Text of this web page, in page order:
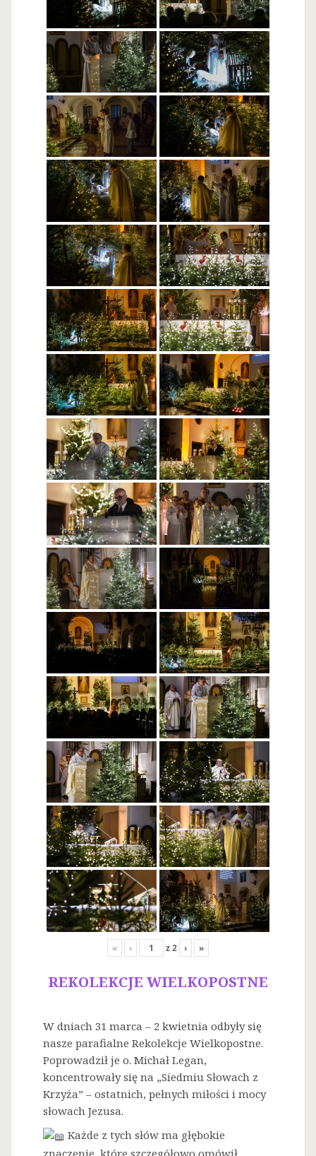
« ‹ z2 › »
REKOLEKCJE WIELKOPOSTNE
W dniach 31 marca – 2 kwietnia odbyły się
nasze parafialne Rekolekcje Wielkopostne.
Poprowadził je o. Michał Legan,
koncentrowały się na „Siedmiu Słowach z
Krzyża” – ostatnich, pełnych miłości i mocy
słowach Jezusa.
Każde z tych słów ma głębokie
znaczenie, które szczegółowo omówił